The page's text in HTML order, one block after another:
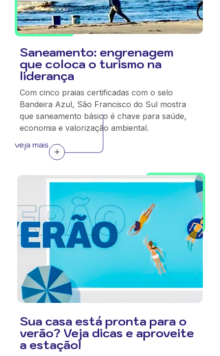
Saneamento: engrenagem
que coloca o turismo na
liderança
Com cinco praias certificadas com o selo
Bandeira Azul, São Francisco do Sul mostra
que saneamento básico é chave para saúde,
economia e valorização ambiental.
veja mais
Sua casa está pronta para o
verão? Veja dicas e aproveite
a estação!